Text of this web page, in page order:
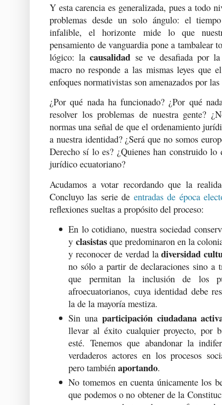
Y esta carencia es generalizada, pues a todo
problemas desde un solo ángulo: el
infalible, el horizonte mide lo que
pensamiento de vanguardia pone a tambalear
lógico: lacausalidad se ve desafiada por
macro no responde a las mismas leyes que
enfoques normativistas son amenazados por las
¿Por qué nada ha funcionado? ¿Por qué
resolver los problemas de nuestra gente?
normas una señal de que el ordenamiento
a nuestra identidad? ¿Será que no somos
Derecho sí lo es? ¿Quienes han construido lo
jurídico ecuatoriano?
Acudamos a votar recordando que la
Concluyo las serie de entradas de época
reflexiones sueltas a propósito del proceso:
En lo cotidiano, nuestra sociedad
y clasistasque predominaron en la
y reconocer de verdad ladiversidad
no sólo a partir de declaraciones sino a
que permitan la inclusión de los
afroecuatorianos, cuya identidad debe
la de la mayoría mestiza.
Sin una participación ciudadana
llevar al éxito cualquier proyecto, por
esté. Tenemos que abandonar la
verdaderos actores en los procesos
pero tambiénaportando.
No tomemos en cuenta únicamente los
que podemos o no obtener de la